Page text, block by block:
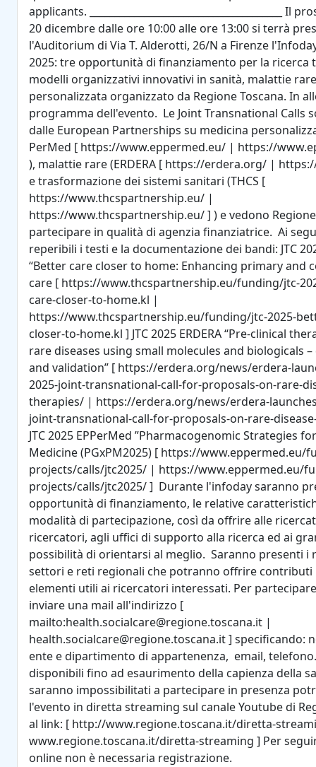
applicants. _______________________________________ Il
20 dicembre dalle ore 10:00 alle ore 13:00 si terrà
l'Auditorium di Via T. Alderotti, 26/N a Firenze
2025: tre opportunità di finanziamento per la ricerca
modelli organizzativi innovativi in sanità, malattie
personalizzata organizzato da Regione Toscana. In
programma dell'evento. Le Joint Transnational Calls
dalle European Partnerships su medicina
PerMed [ https://www.eppermed.eu/ | https://
), malattie rare (ERDERA [ https://erdera.org/ |
e trasformazione dei sistemi sanitari (THCS [
https://www.thcspartnership.eu/ |
https://www.thcspartnership.eu/ ] ) e vedono
partecipare in qualità di agenzia finanziatrice. Ai
reperibili i testi e la documentazione dei bandi: JTC
“Better care closer to home: Enhancing primary and
care [ https://www.thcspartnership.eu/funding/jtc-
care-closer-to-home.kl |
https://www.thcspartnership.eu/funding/jtc-2025-
closer-to-home.kl ] JTC 2025 ERDERA “Pre-clinical
rare diseases using small molecules and biologicals
and validation” [ https://erdera.org/news/erdera-
2025-joint-transnational-call-for-proposals-on-rare-
therapies/ | https://erdera.org/news/erdera-
joint-transnational-call-for-proposals-on-rare-
JTC 2025 EPPerMed ”Pharmacogenomic Strategies
Medicine (PGxPM2025) [ https://www.eppermed.eu/
projects/calls/jtc2025/ | https://www.eppermed.eu/
projects/calls/jtc2025/ ] Durante l'infoday saranno
opportunità di finanziamento, le relative
modalità di partecipazione, così da offrire alle
ricercatori, agli uffici di supporto alla ricerca ed ai
possibilità di orientarsi al meglio. Saranno presenti i
settori e reti regionali che potranno offrire contributi
elementi utili ai ricercatori interessati. Per
inviare una mail all'indirizzo [
mailto:health.socialcare@regione.toscana.it |
health.socialcare@regione.toscana.it ] specificando:
ente e dipartimento di appartenenza, email,
disponibili fino ad esaurimento della capienza della
saranno impossibilitati a partecipare in presenza
l'evento in diretta streaming sul canale Youtube di
al link: [ http://www.regione.toscana.it/diretta-
www.regione.toscana.it/diretta-streaming ] Per
online non è necessaria registrazione.